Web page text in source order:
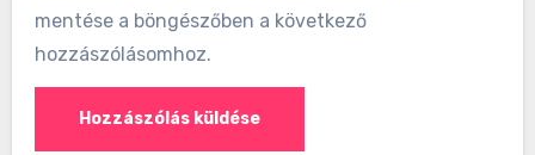
mentése a böngészőben a következő
hozzászólásomhoz.